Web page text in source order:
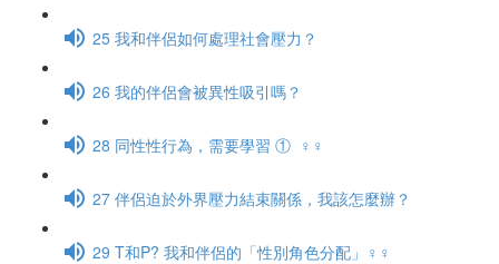
25 我和伴侶如何處理社會壓力？
26 我的伴侶會被異性吸引嗎？
28 同性性行為，需要學習 ① ♀♀
27 伴侶迫於外界壓力結束關係，我該怎麼辦？
29 T和P? 我和伴侶的「性別角色分配」♀♀